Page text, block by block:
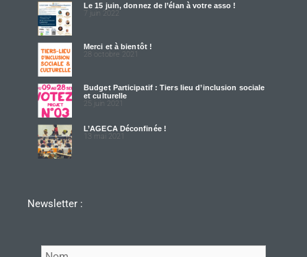
Le 15 juin, donnez de l’élan à votre asso !
7 juin 2022
Merci et à bientôt !
28 octobre 2021
Budget Participatif : Tiers lieu d’inclusion sociale
et culturelle
25 juin 2021
L’AGECA Déconfinée !
13 mai 2021
Newsletter :